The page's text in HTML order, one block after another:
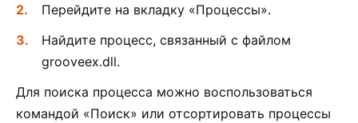
Перейдите на вкладку «Процессы».
Найдите процесс, связанный с файлом
grooveex.dll.
Для поиска процесса можно воспользоваться
командой «Поиск» или отсортировать процессы